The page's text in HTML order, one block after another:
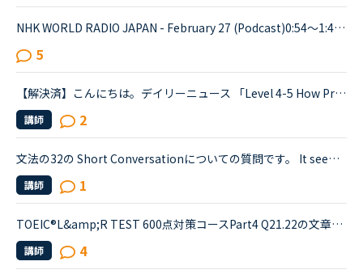
NHK WORLD RADIO JAPAN - February 27 (Podcast)0:54～1:49The Japanese government is studying additional measures to prop up the tourist industry and smaller businesses hit hard by the spread of a ne...
5
【解決済】こんにちは。デイリーニュース 「Level 4-5 How Processed Food Helped Humanity」 の第2パラグラフ、The small size of teeth in early humans can only be explained by food becoming easier to eat...
講師 2
文法の32の Short Conversationについての質問です。 It seems like Daniel and Olivia are distracted by the street noises this evening.Olivia What's the matter? You are thinking about something, aren't...
講師 1
TOEIC®️L&amp;R TEST 600点対策コースPart4 Q21.22の文章でわからないことがあります。文章は以下の通りです。When you move, you should try to tell banks and credit card companies your new address at leas...
講師 4